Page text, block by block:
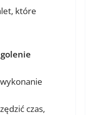
które
czas,